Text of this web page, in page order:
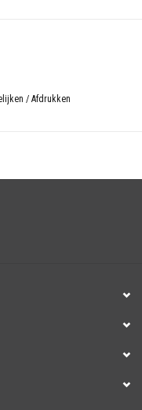
/ Afdrukken